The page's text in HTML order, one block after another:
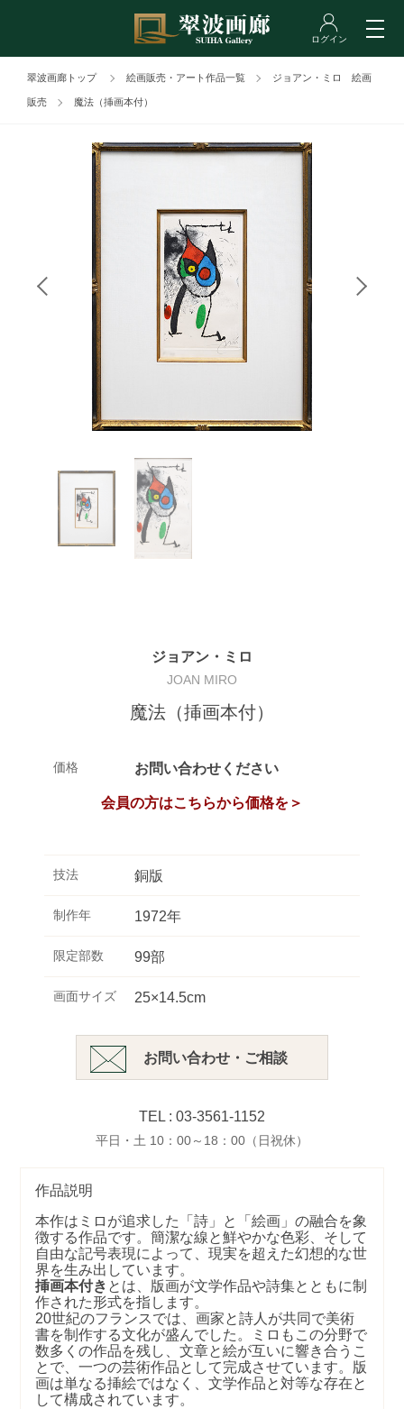
翠波画廊トップ 絵画販売・アート作品一覧 ジョアン・ミロ 絵画
販売 魔法（挿画本付）
ジョアン・ミロ
JOAN MIRO
魔法（挿画本付）
価格 お問い合わせください
会員の方はこちらから価格を＞
技法 銅版
制作年 1972年
限定部数 99部
画面サイズ 25×14.5cm
お問い合わせ・ご相談
TEL : 03-3561-1152
平日・土 10：00～18：00（日祝休）
作品説明
本作はミロが追求した「詩」と「絵画」の融合を象
徴する作品です。簡潔な線と鮮やかな色彩、そして
自由な記号表現によって、現実を超えた幻想的な世
界を生み出しています。
挿画本付き とは、版画が文学作品や詩集とともに制
作された形式を指します。
20世紀のフランスでは、画家と詩人が共同で美術
書を制作する文化が盛んでした。ミロもこの分野で
数多くの作品を残し、文章と絵が互いに響き合うこ
とで、一つの芸術作品として完成させています。版
画は単なる挿絵ではなく、文学作品と対等な存在と
して構成されています。